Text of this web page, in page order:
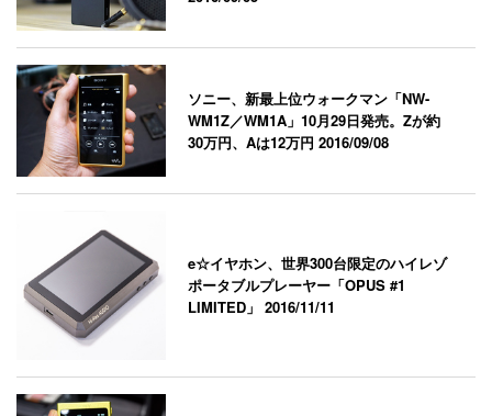
ソニー、新最上位ウォークマン「NW-
WM1Z／WM1A」10月29日発売。Zが約
30万円、Aは12万円2016/09/08
e☆イヤホン、世界300台限定のハイレゾ
ポータブルプレーヤー「OPUS #1
LIMITED」2016/11/11